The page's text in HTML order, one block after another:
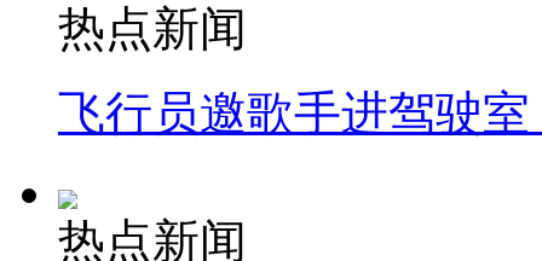
热点新闻
飞行员邀歌手进驾驶
热点新闻